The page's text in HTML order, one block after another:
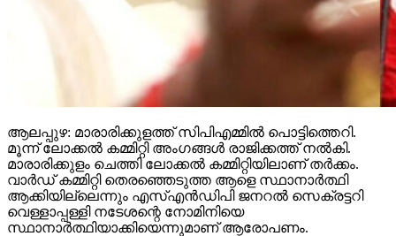
ആലപ്പുഴ: മാരാരിക്കുളത്ത് സിപിഎമ്മില്‍ പൊട്ടിത്തെറി.
മൂന്ന് ലോക്കല്‍ കമ്മിറ്റി അംഗങ്ങള്‍ രാജിക്കത്ത് നല്‍കി.
മാരാരിക്കുളം ചെത്തി ലോക്കല്‍ കമ്മിറ്റിയിലാണ് തര്‍ക്കം.
വാര്‍ഡ് കമ്മിറ്റി തെരഞ്ഞെടുത്ത ആളെ സ്ഥാനാര്‍ത്ഥി
ആക്കിയില്ലെന്നും എസ്എന്‍ഡിപി ജനറല്‍ സെക്രട്ടറി
വെള്ളാപ്പള്ളി നടേശന്റെ നോമിനിയെ
സ്ഥാനാര്‍ത്ഥിയാക്കിയെന്നുമാണ് ആരോപണം.